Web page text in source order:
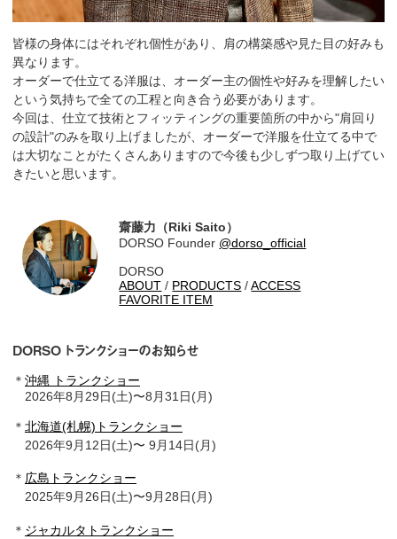
皆様の身体にはそれぞれ個性があり、肩の構築感や見た目の好みも
異なります。
オーダーで仕立てる洋服は、オーダー主の個性や好みを理解したい
という気持ちで全ての工程と向き合う必要があります。
今回は、仕立て技術とフィッティングの重要箇所の中から"肩回り
の設計"のみを取り上げましたが、オーダーで洋服を仕立てる中で
は大切なことがたくさんありますので今後も少しずつ取り上げてい
きたいと思います。
齋藤力（Riki Saito）
DORSO Founder @dorso_official
DORSO
ABOUT / PRODUCTS /ACCESS
FAVORITE ITEM
DORSO トランクショーのお知らせ
＊ 沖縄 トランクショー
2026年8月29日(土)〜8月31日(月)
＊ 北海道(札幌)トランクショー
2026年9月12日(土)〜 9月14日(月)
＊ 広島トランクショー
2025年9月26日(土)〜9月28日(月)
＊ ジャカルタトランクショー